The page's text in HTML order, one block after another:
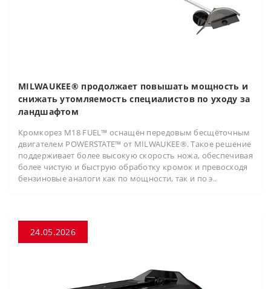
MILWAUKEE® продолжает повышать мощность и
снижать утомляемость специалистов по уходу за
ландшафтом
Кромкорез M18 FUEL™ оснащён передовым бесщёточным
двигателем POWERSTATE™ от MILWAUKEE®. Такое решение
поддерживает более высокую скорость ножа, обеспечивая
более чистую и быструю обработку кромок и превосходя
бензиновые аналоги как по мощности, так и по э..
24.05.2026